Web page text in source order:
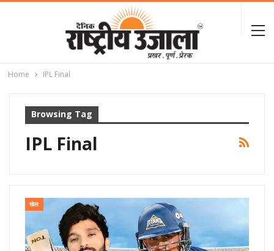
Home IPL Final
Browsing Tag
IPL Final
खेल